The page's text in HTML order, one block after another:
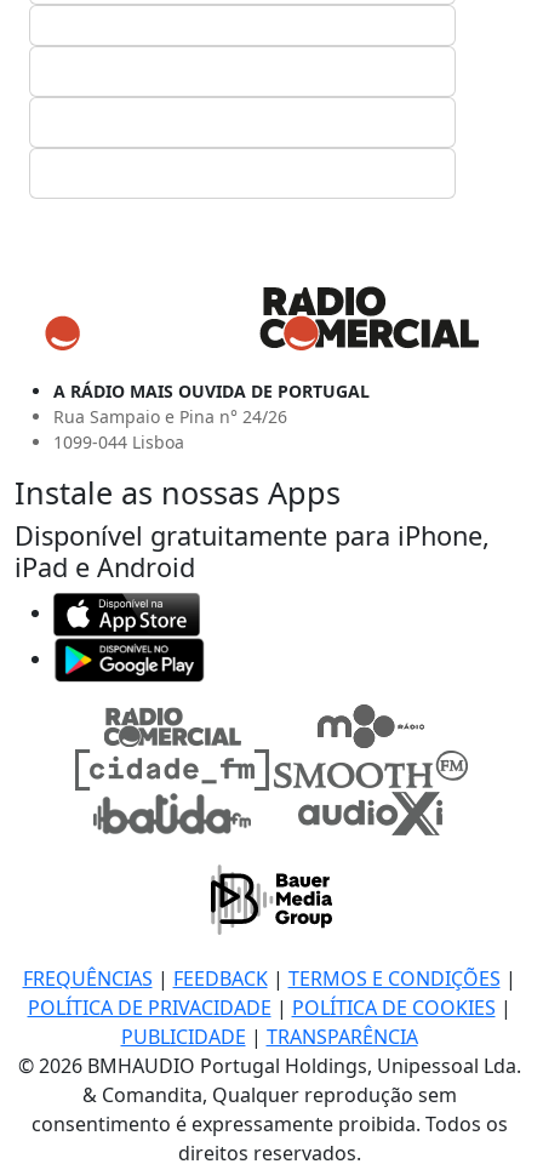
A RÁDIO MAIS OUVIDA DE PORTUGAL
Rua Sampaio e Pina n° 24/26
1099-044 Lisboa
Instale as nossas Apps
Disponível gratuitamente para iPhone,
iPad e Android
FREQUÊNCIAS | FEEDBACK| TERMOS E CONDIÇÕES |
POLÍTICA DE PRIVACIDADE | POLÍTICA DE COOKIES |
PUBLICIDADE | TRANSPARÊNCIA
© 2026 BMHAUDIO Portugal Holdings, Unipessoal Lda.
& Comandita, Qualquer reprodução sem
consentimento é expressamente proibida. Todos os
direitos reservados.